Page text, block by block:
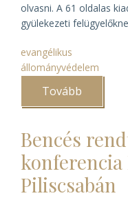
olvasni. A 61 oldalas
gyülekezeti
evangélikus
állományvédelem
Tovább
az
Bencés
konferencia
Piliscsabán